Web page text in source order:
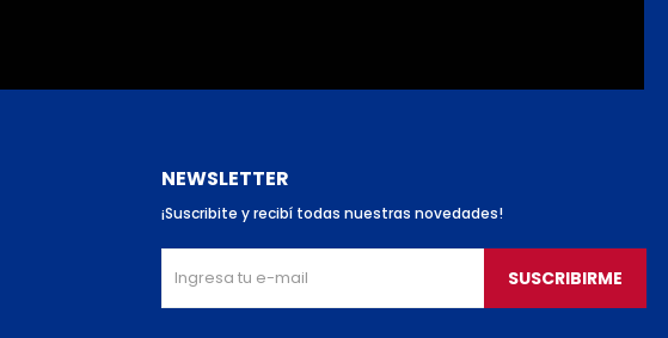
NEWSLETTER
¡Suscribite y recibí todas nuestras novedades!
SUSCRIBIRME